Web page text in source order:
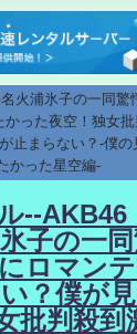
火浦氷子の一同驚
かった夜空！独女
止まらない？-僕
かった星空編-
--AKB46
子の一同
ロマン
？僕が
批判殺到